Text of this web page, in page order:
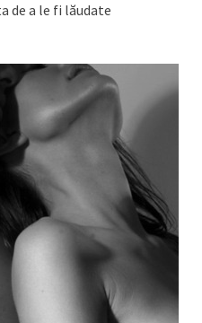
de a le fi lăudate